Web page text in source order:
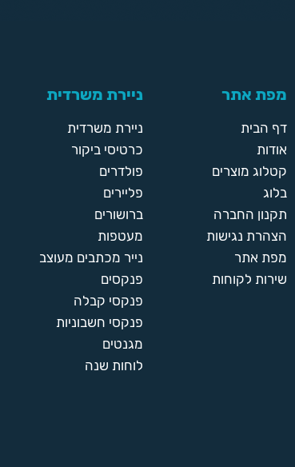
מפת אתר
דף הבית
אודות
קטלוג מוצרים
בלוג
תקנון החברה
הצהרת נגישות
מפת אתר
שירות לקוחות
ניירת משרדית
ניירת משרדית
כרטיסי ביקור
פולדרים
פליירים
ברושורים
מעטפות
נייר מכתבים מעוצב
פנקסים
פנקסי קבלה
פנקסי חשבוניות
מגנטים
לוחות שנה